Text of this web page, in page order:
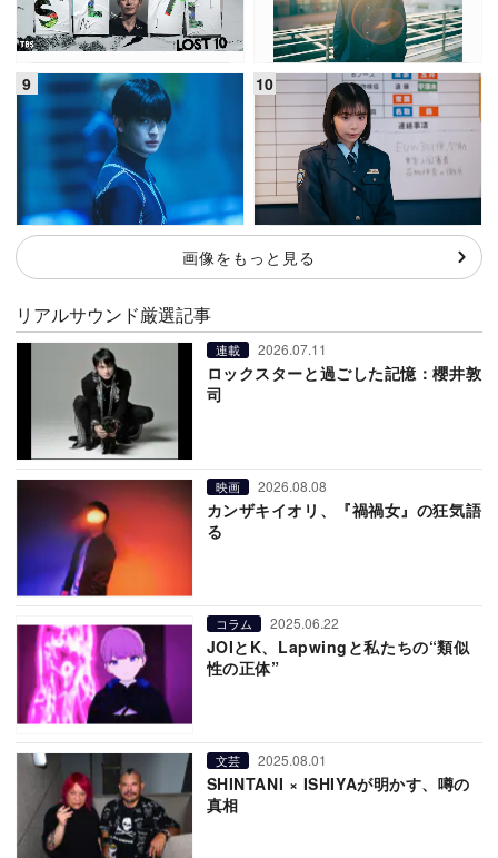
画像をもっと見る
リアルサウンド厳選記事
連載 2026.07.11
ロックスターと過ごした記憶：櫻井敦
司
映画 2026.08.08
カンザキイオリ、『禍禍女』の狂気語
る
コラム 2025.06.22
JOIとK、Lapwingと私たちの“類似
性の正体”
文芸 2025.08.01
SHINTANI × ISHIYAが明かす、噂の
真相